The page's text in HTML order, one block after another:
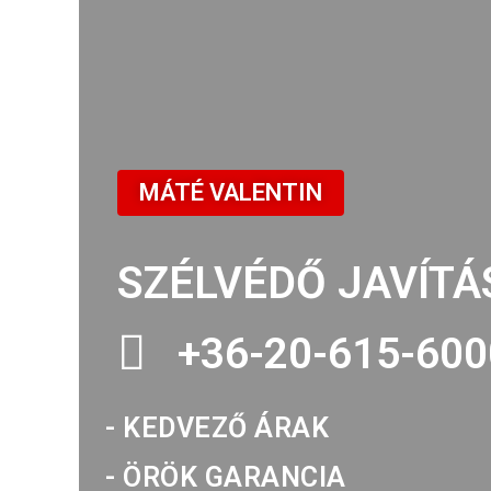
MÁTÉ VALENTIN
SZÉLVÉDŐ
+36-20-615-
- KEDVEZŐ ÁRAK
- ÖRÖK GARANCIA